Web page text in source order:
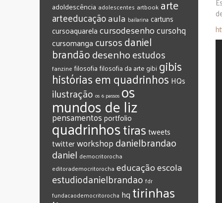
adoldescência adolescentes artbook arte
arteeducaçãoaula bailarina cartuns
cursoaquarelacursodesenhocursohq
cursomanga cursosdaniel
brandãodesenhoestudos
fanzine filosofia filosofia da arte gibi gibis
histórias em quadrinhos HQs
ilustração os 6 passos os
mundos de liz
pensamentosportfolio
quadrinhostirastweets
twitterworkshop‎danielbrandao‬
‎daniel‬ ‎democritorocha
‎editorademocritorocha ‎educação‎escola
‎estudiodanielbrandao ‎fdr
‎fundacaodemocritorocha ‎hq ‎tirinhas